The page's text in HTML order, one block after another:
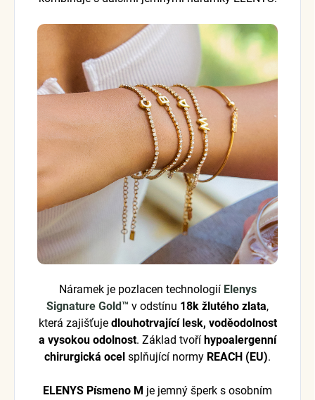
Náramek je pozlacen technologií Elenys
Signature Gold™ v odstínu 18k žlutého zlata,
která zajišťuje dlouhotrvající lesk, voděodolnost
a vysokou odolnost. Základ tvoří hypoalergenní
chirurgická ocel splňující normy REACH (EU).
ELENYS Písmeno M je jemný šperk s osobním